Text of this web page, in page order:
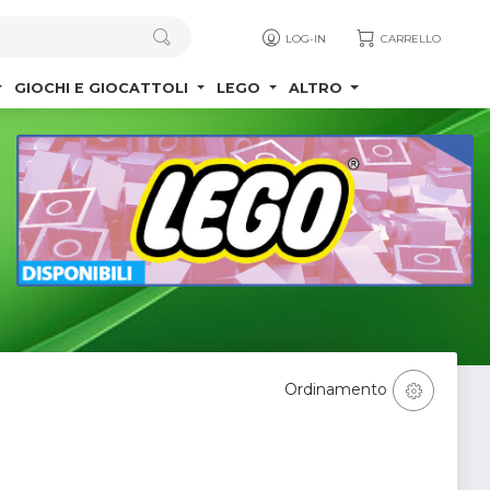
LOG-IN CARRELLO
GIOCHI E GIOCATTOLI LEGO ALTRO
Ordinamento